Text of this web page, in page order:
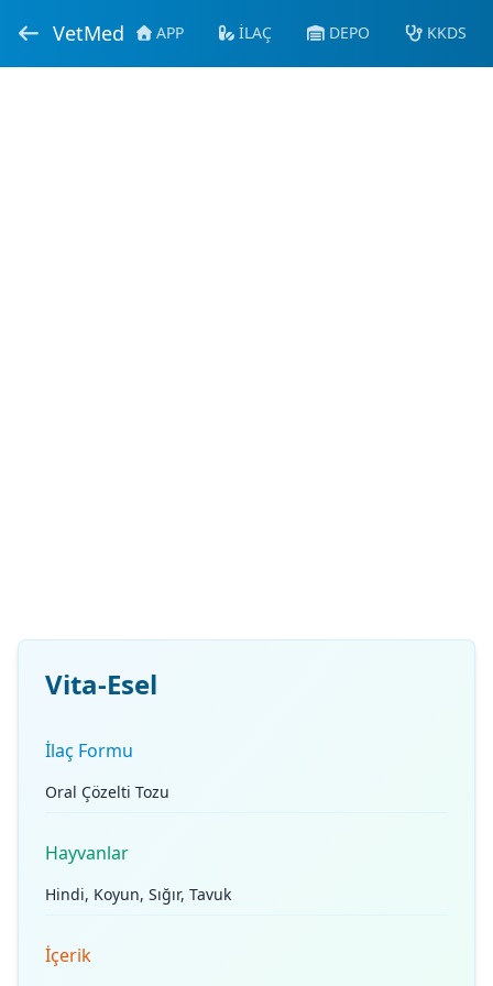
VetMed APP İLAÇ DEPO KKDS
Vita-Esel
İlaç Formu
Oral Çözelti Tozu
Hayvanlar
Hindi, Koyun, Sığır, Tavuk
İçerik